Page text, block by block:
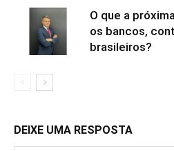
O que a
os bancos,
brasileiros?
DEIXE UMA RESPOSTA